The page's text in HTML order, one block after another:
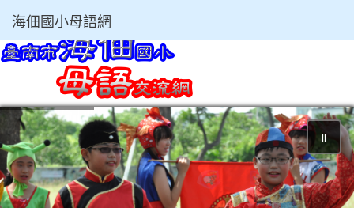
海佃國小母語網
⏸